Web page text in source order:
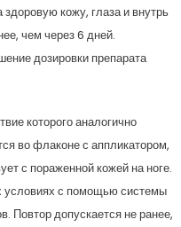
кожу, глаза и внутрь
чем через 6 дней.
дозировки препарата
которого аналогично
во флаконе с аппликатором,
с пораженной кожей на ноге.
с помощью системы
Повтор допускается не ранее,